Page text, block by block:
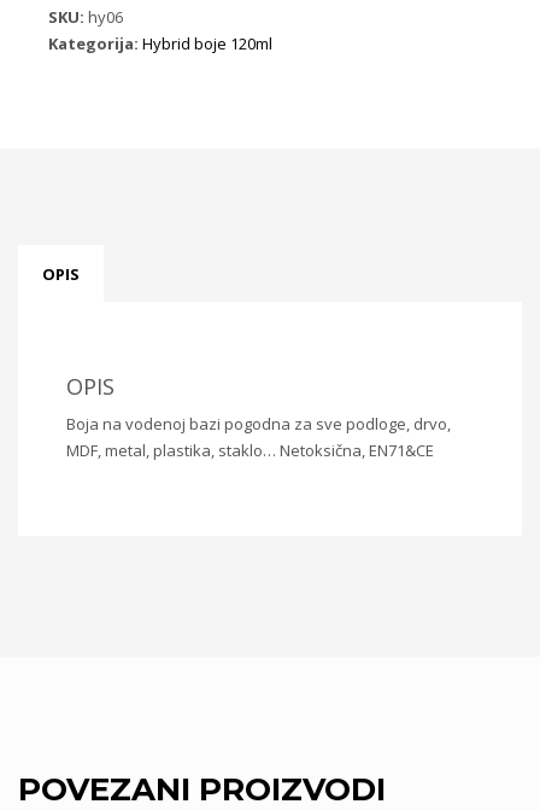
Dantel
bež
SKU: hy06
Kategorija: Hybrid boje 120ml
OPIS
OPIS
Boja na vodenoj bazi pogodna za sve podloge, drvo,
MDF, metal, plastika, staklo… Netoksična, EN71&CE
POVEZANI PROIZVODI